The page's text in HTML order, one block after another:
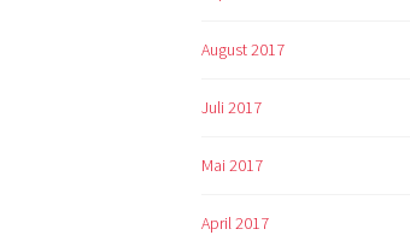
August 2017
Juli 2017
Mai 2017
April 2017